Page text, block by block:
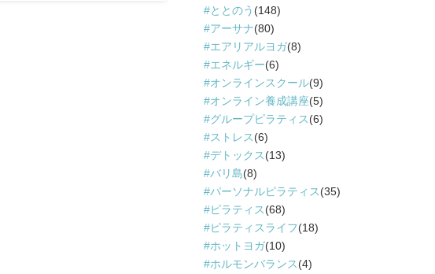
ととのう (148)
アーサナ(80)
エアリアルヨガ(8)
エネルギー(6)
オンラインスクール(9)
オンライン養成講座(5)
グループピラティス(6)
ストレス(6)
デトックス(13)
バリ島(8)
パーソナルピラティス(35)
ピラティス(68)
ピラティスライフ(18)
ホットヨガ(10)
ホルモンバランス(4)